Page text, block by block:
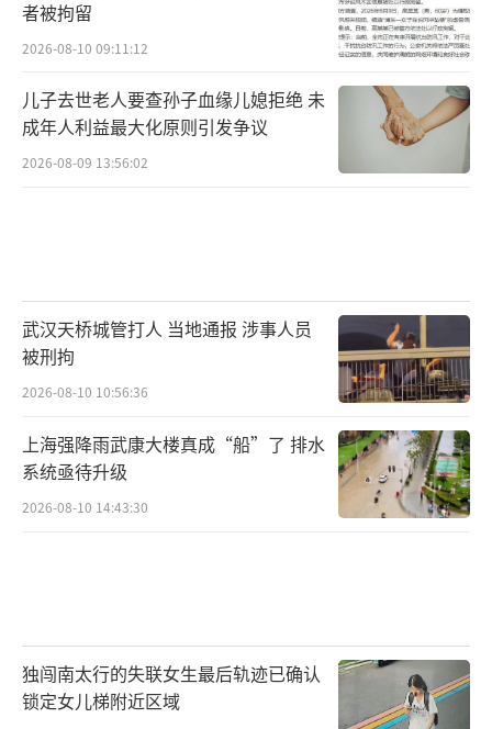
者被拘留
2026-08-10 09:11:12
儿子去世老人要查孙子血缘儿媳拒绝 未
成年人利益最大化原则引发争议
2026-08-09 13:56:02
武汉天桥城管打人 当地通报 涉事人员
被刑拘
2026-08-10 10:56:36
上海强降雨武康大楼真成“船”了 排水
系统亟待升级
2026-08-10 14:43:30
独闯南太行的失联女生最后轨迹已确认
锁定女儿梯附近区域